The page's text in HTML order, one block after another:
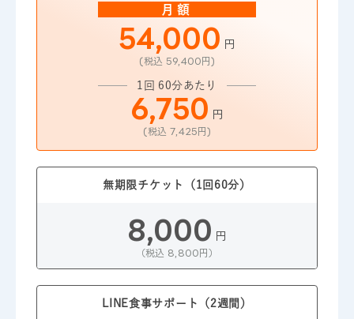
月額
54,000 円
(税込 59,400円)
1回 60分あたり
6,750 円
(税込 7,425円)
無期限チケット（1回60分）
8,000 円
（税込 8,800円）
LINE食事サポート（2週間）
月額
72,000 円
(税込 79,200円)
1回 60分あたり 1人
4,500 円
(税込 4,950円)
無期限チケット（1回60分）
12,000 円
（税込 13,200円）
6,000 円